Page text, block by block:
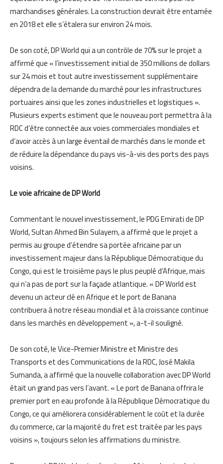
marchandises générales. La construction devrait être entamée
en 2018 et elle s’étalera sur environ 24 mois.
De son coté, DP World qui a un contrôle de 70% sur le projet a
affirmé que « l’investissement initial de 350 millions de dollars
sur 24 mois et tout autre investissement supplémentaire
dépendra de la demande du marché pour les infrastructures
portuaires ainsi que les zones industrielles et logistiques ».
Plusieurs experts estiment que le nouveau port permettra à la
RDC d’être connectée aux voies commerciales mondiales et
d’avoir accès à un large éventail de marchés dans le monde et
de réduire la dépendance du pays vis-à-vis des ports des pays
voisins.
Le voie africaine de DP World
Commentant le nouvel investissement, le PDG Emirati de DP
World, Sultan Ahmed Bin Sulayem, a affirmé que le projet a
permis au groupe d’étendre sa portée africaine par un
investissement majeur dans la République Démocratique du
Congo, qui est le troisième pays le plus peuplé d’Afrique, mais
qui n’a pas de port sur la façade atlantique. « DP World est
devenu un acteur clé en Afrique et le port de Banana
contribuera à notre réseau mondial et à la croissance continue
dans les marchés en développement », a-t-il souligné.
De son coté, le Vice-Premier Ministre et Ministre des
Transports et des Communications de la RDC, José Makila
Sumanda, a affirmé que la nouvelle collaboration avec DP World
était un grand pas vers l’avant. « Le port de Banana offrira le
premier port en eau profonde à la République Démocratique du
Congo, ce qui améliorera considérablement le coût et la durée
du commerce, car la majorité du fret est traitée par les pays
voisins », toujours selon les affirmations du ministre.